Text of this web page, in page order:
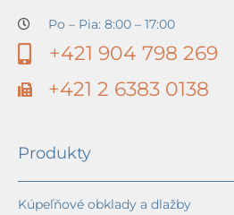
Po – Pia: 8:00 – 17:00
+421 904 798 269
+421 2 6383 0138
Produkty
Kúpeľňové obklady a dlažby